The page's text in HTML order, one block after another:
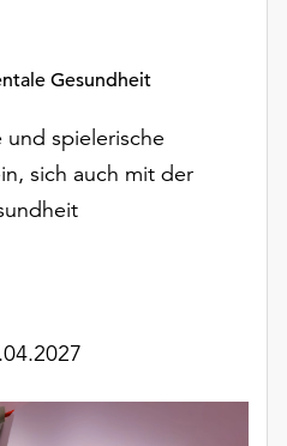
Gesundheit
und spielerische
sich auch mit der